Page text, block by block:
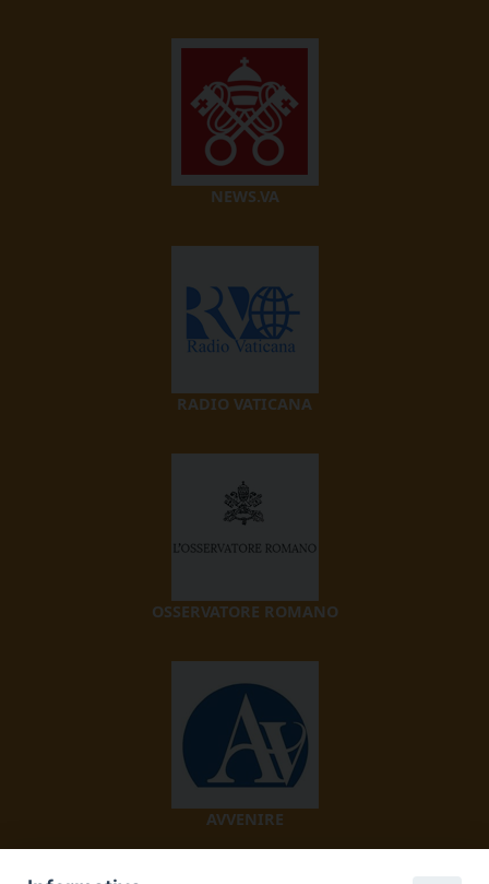
NEWS.VA
RADIO VATICANA
OSSERVATORE ROMANO
AVVENIRE